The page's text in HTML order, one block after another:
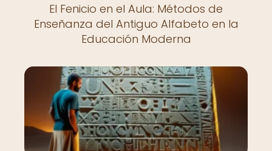
El Fenicio en el Aula: Métodos de
Enseñanza del Antiguo Alfabeto en la
Educación Moderna